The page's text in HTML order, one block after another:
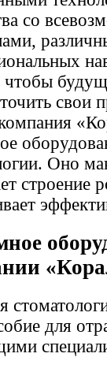
со
чтобы
свои
Оно
строение
для